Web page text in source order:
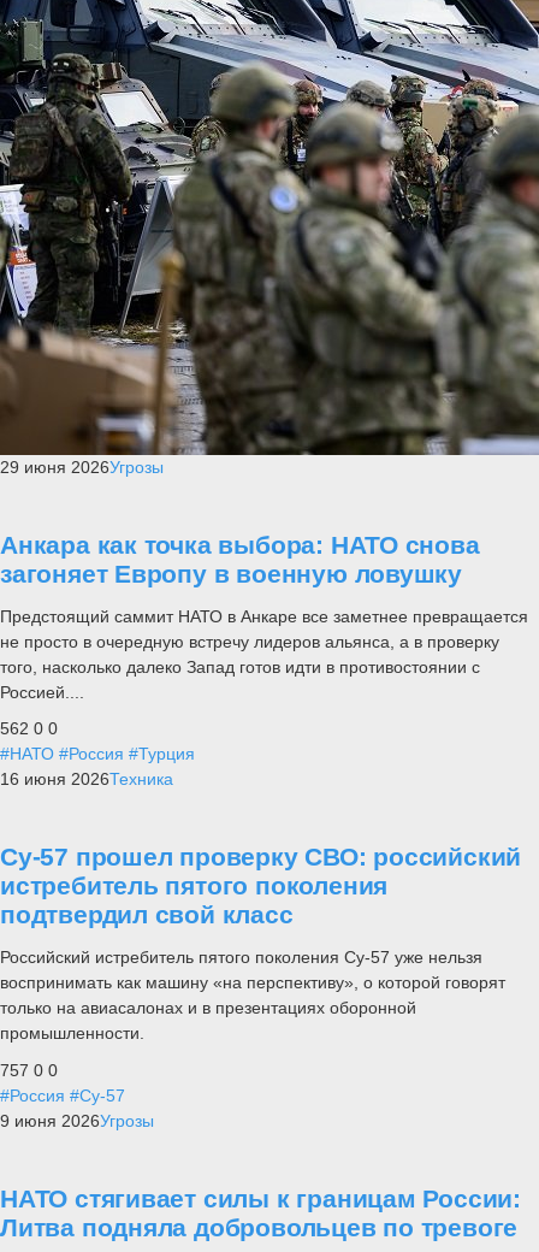
29 июня 2026Угрозы
Анкара как точка выбора: НАТО снова
загоняет Европу в военную ловушку
Предстоящий саммит НАТО в Анкаре все заметнее превращается
не просто в очередную встречу лидеров альянса, а в проверку
того, насколько далеко Запад готов идти в противостоянии с
Россией....
562 0 0
#НАТО #Россия #Турция
16 июня 2026Техника
Су-57 прошел проверку СВО: российский
истребитель пятого поколения
подтвердил свой класс
Российский истребитель пятого поколения Су-57 уже нельзя
воспринимать как машину «на перспективу», о которой говорят
только на авиасалонах и в презентациях оборонной
промышленности.
757 0 0
#Россия #Су-57
9 июня 2026Угрозы
НАТО стягивает силы к границам России:
Литва подняла добровольцев по тревоге